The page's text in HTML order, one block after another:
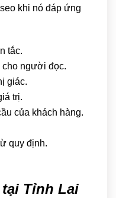
khi nó đáp ứng
tắc.
cho người đọc.
giác.
trị.
của khách hàng.
quy định.
Tỉnh Lai